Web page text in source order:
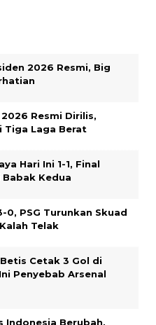
2026 Resmi, Big
Resmi Dirilis,
Tiga Laga Berat
Hari Ini 1-1, Final
Kedua
0, PSG Turunkan Skuad
Telak
Cetak 3 Gol di
Penyebab Arsenal
Indonesia Berubah,